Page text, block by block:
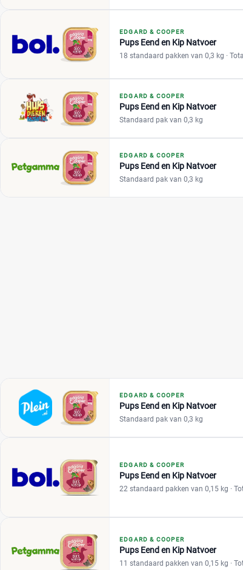
EDGARD & COOPER
Pups Eend en Kip Natvoer
18 standaard pakken van 0,3 kg ·
EDGARD & COOPER
Pups Eend en Kip Natvoer
Standaard pak van 0,3 kg
EDGARD & COOPER
Pups Eend en Kip Natvoer
Standaard pak van 0,3 kg
EDGARD & COOPER
Pups Eend en Kip Natvoer
Standaard pak van 0,3 kg
EDGARD & COOPER
Pups Eend en Kip Natvoer
22 standaard pakken van 0,15 kg ·
EDGARD & COOPER
Pups Eend en Kip Natvoer
11 standaard pakken van 0,15 kg ·